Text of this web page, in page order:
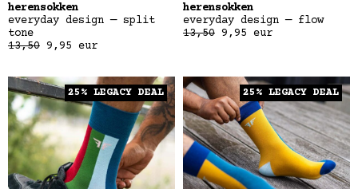
herensokken
everyday design — split
tone
13,50 9,95 eur
herensokken
everyday design — flow
13,50 9,95 eur
25% LEGACY DEAL 25% LEGACY DEAL